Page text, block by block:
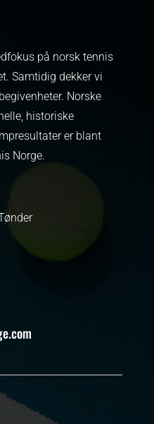
på norsk tennis
Samtidig dekker vi
Norske
historiske
er blant
Norge.